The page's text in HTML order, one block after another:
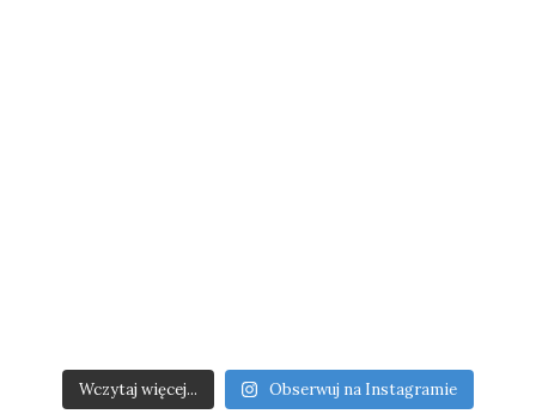
Wczytaj więcej... Obserwuj na Instagramie